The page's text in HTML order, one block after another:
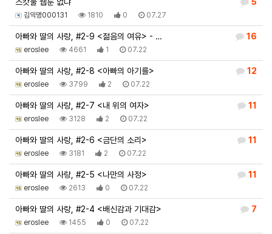
김익명000131 1810 0 07.27
16
아빠와 딸의 사랑, #2-9 <젊음의 여유> - …
eroslee 4661 1 07.22
12
아빠와 딸의 사랑, #2-8 <아빠의 아기를>
eroslee 3799 2 07.22
11
아빠와 딸의 사랑, #2-7 <내 위의 여자>
eroslee 3128 2 07.22
11
아빠와 딸의 사랑, #2-6 <금단의 소리>
eroslee 3181 2 07.22
11
아빠와 딸의 사랑, #2-5 <나만의 사정>
eroslee 2613 0 07.22
7
아빠와 딸의 사랑, #2-4 <배신감과 기대감>
eroslee 1455 0 07.22